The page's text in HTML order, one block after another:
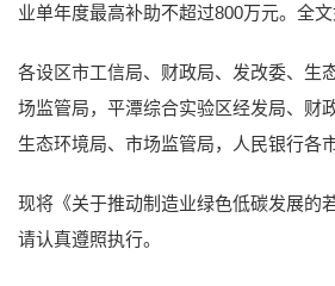
业单年度最高补助不超过800万元。全文
各设区市工信局、财政局、发改委、生
场监管局，平潭综合实验区经发局、财
生态环境局、市场监管局，人民银行各
现将《关于推动制造业绿色低碳发展的
请认真遵照执行。